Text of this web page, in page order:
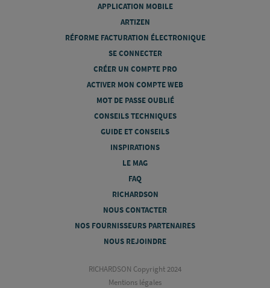
APPLICATION MOBILE
ARTIZEN
RÉFORME FACTURATION ÉLECTRONIQUE
SE CONNECTER
CRÉER UN COMPTE PRO
ACTIVER MON COMPTE WEB
MOT DE PASSE OUBLIÉ
CONSEILS TECHNIQUES
GUIDE ET CONSEILS
INSPIRATIONS
LE MAG
FAQ
RICHARDSON
NOUS CONTACTER
NOS FOURNISSEURS PARTENAIRES
NOUS REJOINDRE
RICHARDSON Copyright 2024
Mentions légales